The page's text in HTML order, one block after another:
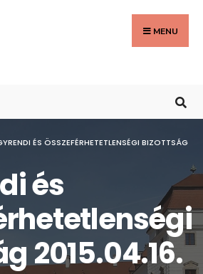
MENU
ÉS ÖSSZEFÉRHETETLENSÉGI BIZOTTSÁG
és
2015.04.16.